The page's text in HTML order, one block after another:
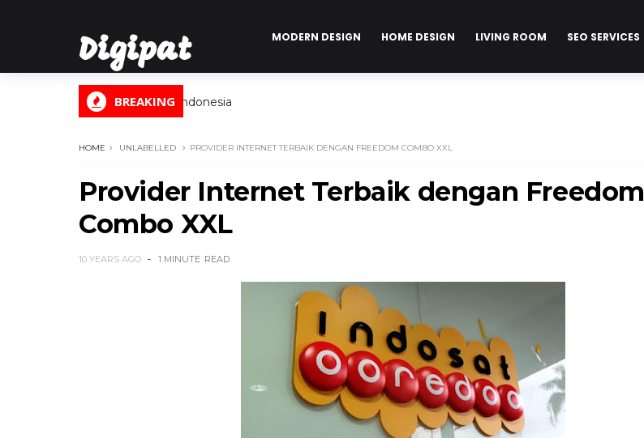
Digipat
Digital Informasi Indonesia
MODERN DESIGN HOME DESIGN LIVING ROOM SEO SERVICES
BREAKING
HOME UNLABELLED PROVIDER INTERNET TERBAIK DENGAN FREEDOM COMBO XXL
Provider Internet Terbaik dengan Freedom
Combo XXL
10 YEARS AGO 1 MINUTE READ